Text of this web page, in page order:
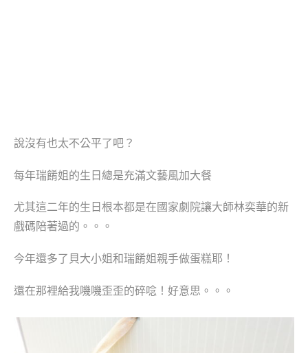
說沒有也太不公平了吧？
每年瑞餚姐的生日總是充滿文藝風加大餐
尤其這二年的生日根本都是在國家劇院讓大師林奕華的新
戲碼陪著過的。。。
今年還多了貝大小姐和瑞餚姐親手做蛋糕耶！
還在那裡給我嘰嘰歪歪的碎唸！好意思。。。